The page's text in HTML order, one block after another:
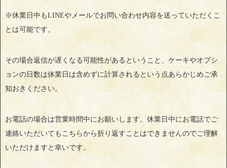
※休業日中もLINEやメールでお問い合わせ内容を送っていただくこ
とは可能です。
その場合返信が遅くなる可能性があるということ、ケーキやオプシ
ョンの日数は休業日は含めずに計算されるという点あらかじめご承
知おきください。
お電話の場合は営業時間中にお願いします。休業日中にお電話でご
連絡いただいてもこちらから折り返すことはできませんのでご理解
いただけますと幸いです。